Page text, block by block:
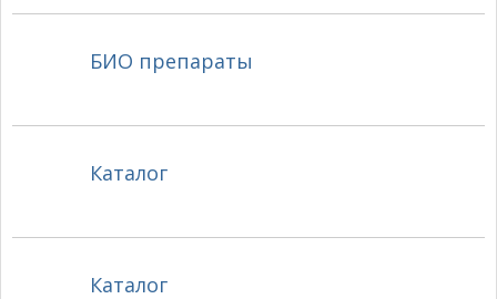
БИО препараты
Каталог
Каталог